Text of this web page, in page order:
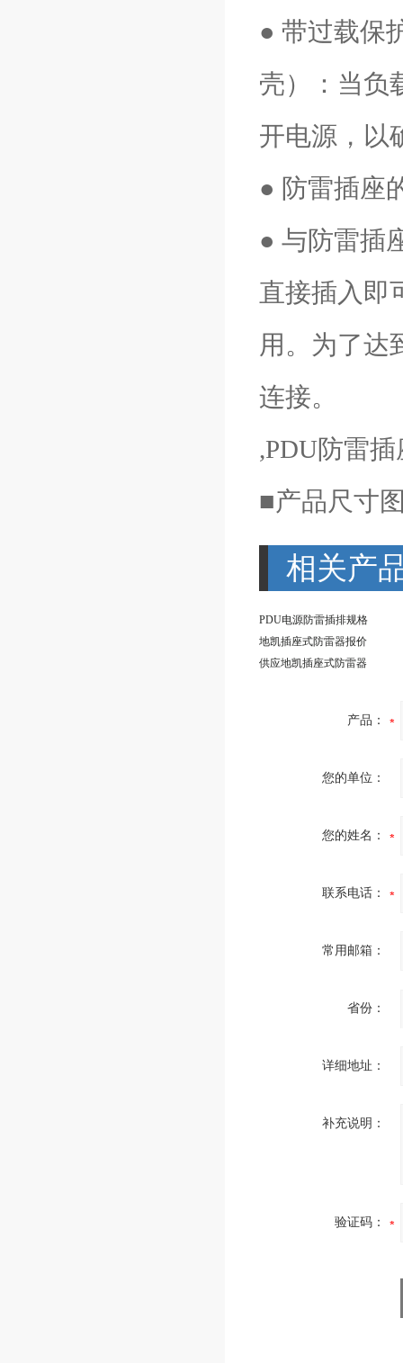
● 带过载保
壳）：当负
开电源，以
● 防雷插座
● 与防雷插
直接插入即
用。为了达
连接。
,PDU防雷
■产品尺寸
相关产
PDU电源防雷插排规格
地凯插座式防雷器报价
供应地凯插座式防雷器
产品：
您的单位：
您的姓名：
联系电话：
常用邮箱：
省份：
详细地址：
补充说明：
验证码：